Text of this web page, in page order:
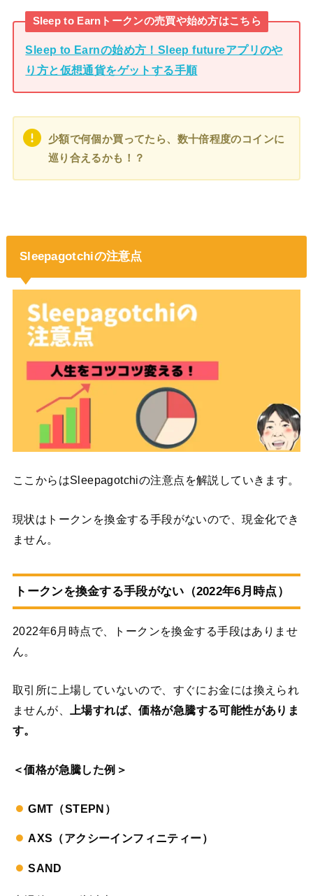
Sleep to Earnトークンの売買や始め方はこちら
Sleep to Earnの始め方！Sleep futureアプリのや
り方と仮想通貨をゲットする手順
少額で何個か買ってたら、数十倍程度のコインに
巡り合えるかも！？
Sleepagotchiの注意点
ここからはSleepagotchiの注意点を解説していきます。
現状はトークンを換金する手段がないので、現金化でき
ません。
トークンを換金する手段がない（2022年6月時点）
2022年6月時点で、トークンを換金する手段はありませ
ん。
取引所に上場していないので、すぐにお金には換えられ
ませんが、
上場すれば、価格が急騰する可能性がありま
す。
＜価格が急騰した例＞
GMT（STEPN）
AXS（アクシーインフィニティー）
SAND